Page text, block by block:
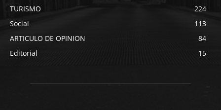
TURISMO
224
Social
113
ARTICULO DE OPINION
84
Editorial
15